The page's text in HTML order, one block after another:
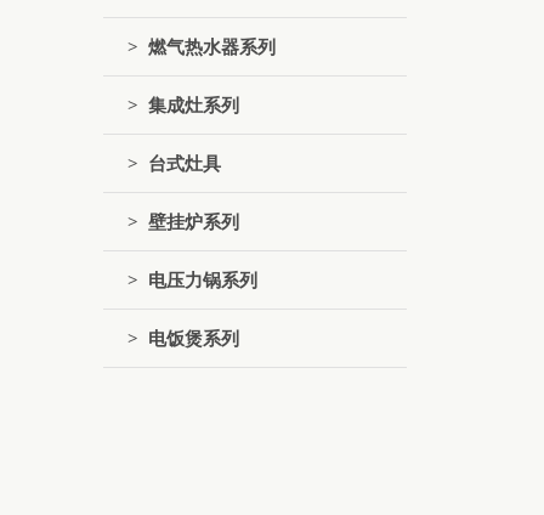
> 燃气热水器系列
> 集成灶系列
> 台式灶具
> 壁挂炉系列
> 电压力锅系列
> 电饭煲系列